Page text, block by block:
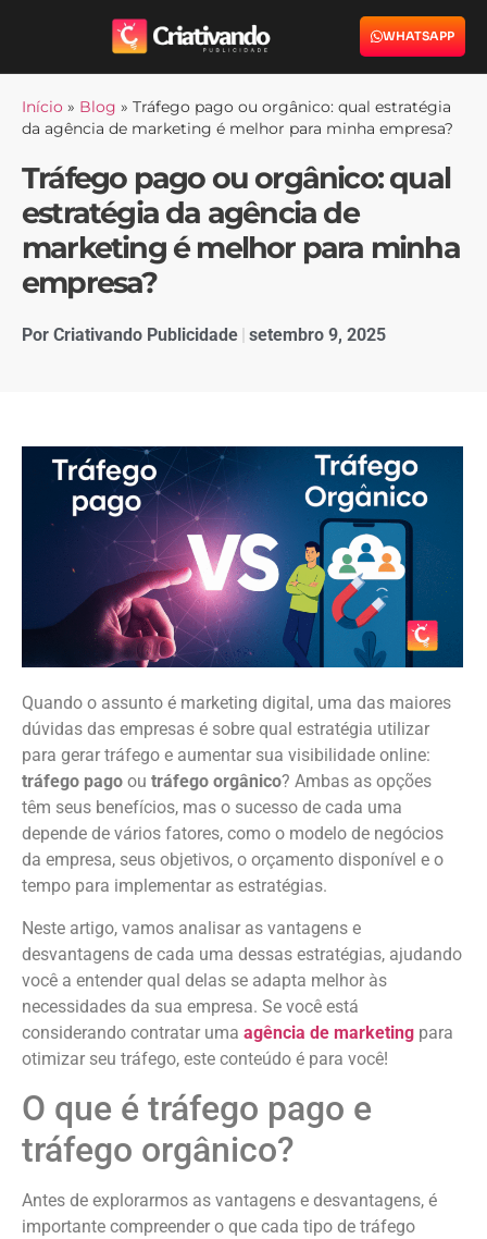
WHATSAPP
Início » Blog » Tráfego pago ou orgânico: qual estratégia
da agência de marketing é melhor para minha empresa?
Tráfego pago ou orgânico: qual
estratégia da agência de
marketing é melhor para minha
empresa?
Por Criativando Publicidade setembro 9, 2025
Quando o assunto é marketing digital, uma das maiores
dúvidas das empresas é sobre qual estratégia utilizar
para gerar tráfego e aumentar sua visibilidade online:
tráfego pago ou tráfego orgânico? Ambas as opções
têm seus benefícios, mas o sucesso de cada uma
depende de vários fatores, como o modelo de negócios
da empresa, seus objetivos, o orçamento disponível e o
tempo para implementar as estratégias.
Neste artigo, vamos analisar as vantagens e
desvantagens de cada uma dessas estratégias, ajudando
você a entender qual delas se adapta melhor às
necessidades da sua empresa. Se você está
considerando contratar uma agência de marketing para
otimizar seu tráfego, este conteúdo é para você!
O que é tráfego pago e
tráfego orgânico?
Antes de explorarmos as vantagens e desvantagens, é
importante compreender o que cada tipo de tráfego